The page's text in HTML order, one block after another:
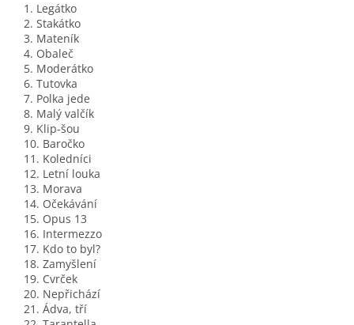
1. Legátko
2. Stakátko
3. Mateník
4. Obaleč
5. Moderátko
6. Tutovka
7. Polka jede
8. Malý valčík
9. Klip-šou
10. Baročko
11. Koledníci
12. Letní louka
13. Morava
14. Očekávání
15. Opus 13
16. Intermezzo
17. Kdo to byl?
18. Zamyšlení
19. Cvrček
20. Nepřichází
21. Ádva, tří